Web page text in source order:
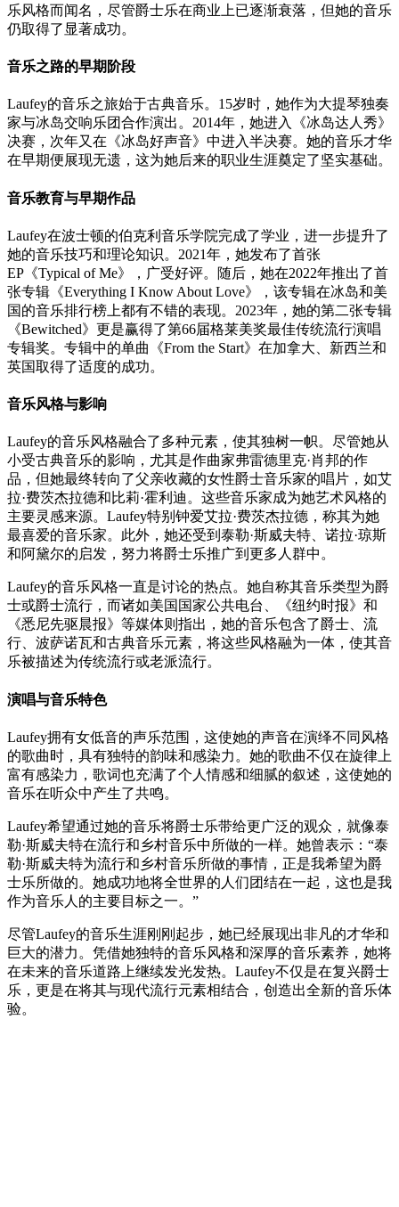
乐风格而闻名，尽管爵士乐在商业上已逐渐衰落，但她的音乐
仍取得了显著成功。
音乐之路的早期阶段
Laufey的音乐之旅始于古典音乐。15岁时，她作为大提琴独奏
家与冰岛交响乐团合作演出。2014年，她进入《冰岛达人秀》
决赛，次年又在《冰岛好声音》中进入半决赛。她的音乐才华
在早期便展现无遗，这为她后来的职业生涯奠定了坚实基础。
音乐教育与早期作品
Laufey在波士顿的伯克利音乐学院完成了学业，进一步提升了
她的音乐技巧和理论知识。2021年，她发布了首张
EP《Typical of Me》，广受好评。随后，她在2022年推出了首
张专辑《Everything I Know About Love》，该专辑在冰岛和美
国的音乐排行榜上都有不错的表现。2023年，她的第二张专辑
《Bewitched》更是赢得了第66届格莱美奖最佳传统流行演唱
专辑奖。专辑中的单曲《From the Start》在加拿大、新西兰和
英国取得了适度的成功。
音乐风格与影响
Laufey的音乐风格融合了多种元素，使其独树一帜。尽管她从
小受古典音乐的影响，尤其是作曲家弗雷德里克·肖邦的作
品，但她最终转向了父亲收藏的女性爵士音乐家的唱片，如艾
拉·费茨杰拉德和比莉·霍利迪。这些音乐家成为她艺术风格的
主要灵感来源。Laufey特别钟爱艾拉·费茨杰拉德，称其为她
最喜爱的音乐家。此外，她还受到泰勒·斯威夫特、诺拉·琼斯
和阿黛尔的启发，努力将爵士乐推广到更多人群中。
Laufey的音乐风格一直是讨论的热点。她自称其音乐类型为爵
士或爵士流行，而诸如美国国家公共电台、《纽约时报》和
《悉尼先驱晨报》等媒体则指出，她的音乐包含了爵士、流
行、波萨诺瓦和古典音乐元素，将这些风格融为一体，使其音
乐被描述为传统流行或老派流行。
演唱与音乐特色
Laufey拥有女低音的声乐范围，这使她的声音在演绎不同风格
的歌曲时，具有独特的韵味和感染力。她的歌曲不仅在旋律上
富有感染力，歌词也充满了个人情感和细腻的叙述，这使她的
音乐在听众中产生了共鸣。
Laufey希望通过她的音乐将爵士乐带给更广泛的观众，就像泰
勒·斯威夫特在流行和乡村音乐中所做的一样。她曾表示：“泰
勒·斯威夫特为流行和乡村音乐所做的事情，正是我希望为爵
士乐所做的。她成功地将全世界的人们团结在一起，这也是我
作为音乐人的主要目标之一。”
尽管Laufey的音乐生涯刚刚起步，她已经展现出非凡的才华和
巨大的潜力。凭借她独特的音乐风格和深厚的音乐素养，她将
在未来的音乐道路上继续发光发热。Laufey不仅是在复兴爵士
乐，更是在将其与现代流行元素相结合，创造出全新的音乐体
验。